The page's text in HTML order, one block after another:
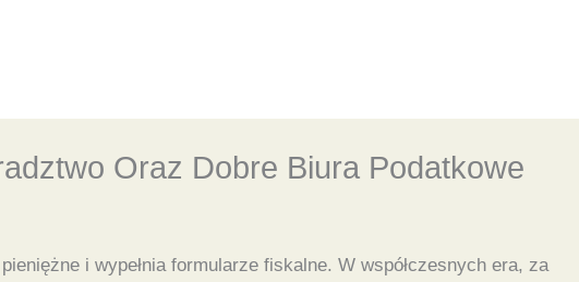
Oraz Dobre Biura Podatkowe
i wypełnia formularze fiskalne. W współczesnych era, za